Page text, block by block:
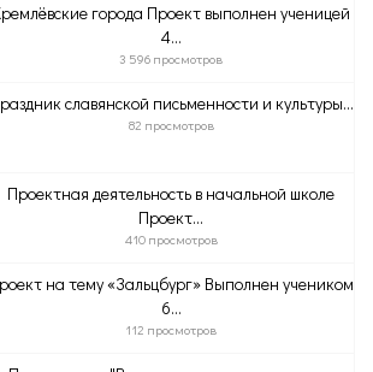
города Проект выполнен ученицей
4...
3 596 просмотров
славянской письменности и культуры...
82 просмотров
Проектная деятельность в начальной школе
Проект...
410 просмотров
на тему «Зальцбург» Выполнен учеником
6...
112 просмотров